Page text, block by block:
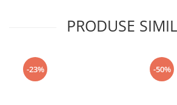
PRODUSE
-23% -50%